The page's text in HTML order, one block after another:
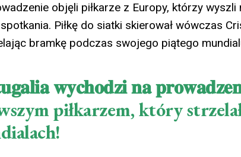
objęli piłkarze z Europy, którzy
Piłkę do siatki skierował wówczas
bramkę podczas swojego piątego
𝐰𝐲𝐜𝐡𝐨𝐝𝐳𝐢 𝐧𝐚
piłkarzem, który